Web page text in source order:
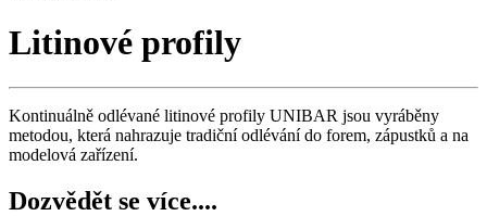
Litinové profily
Kontinuálně odlévané litinové profily UNIBAR jsou vyráběny
metodou, která nahrazuje tradiční odlévání do forem, zápustků a na
modelová zařízení.
Dozvědět se více....